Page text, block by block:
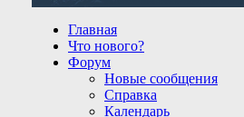
Главная
Что нового?
Форум
Новые сообщения
Справка
Календарь